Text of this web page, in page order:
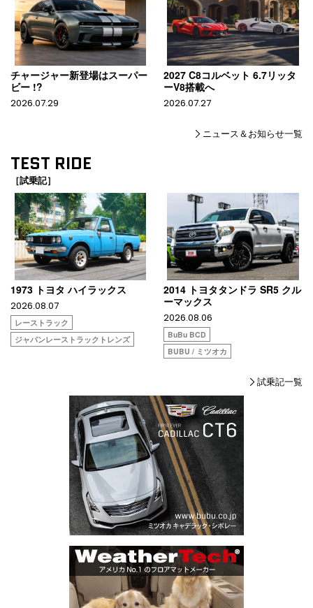
チャージャー新登場はスーパー
ビー !?
2026.07.29
2027 C8コルベット 6.7リッタ
ーV8搭載へ
2026.07.27
ニュース＆お知らせ一覧
TEST RIDE
［試乗記］
1973 トヨタ ハイラックス
2026.08.07
レーストラック
ジャパンレーストラックトレンズ
2014 トヨタタンドラ SR5 クル
ーマックス
2026.08.06
BuBu BCD
BUBU / ミツオカ
試乗記一覧